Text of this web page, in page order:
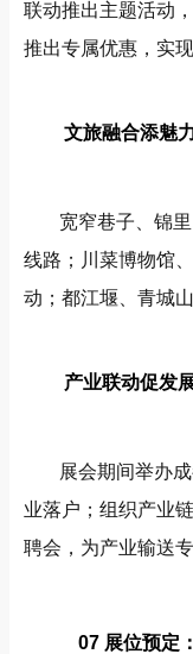
联动推出主题活动
推出专属优惠，实
文旅融合添魅
宽窄巷子、锦
线路；川菜博物馆
动；都江堰、青城
产业联动促发
展会期间举办
业落户；组织产业
聘会，为产业输送专
07 展位预定